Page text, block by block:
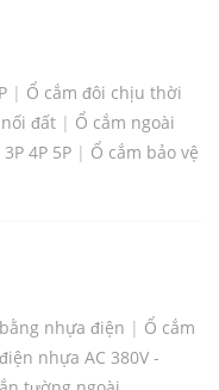
| Ổ cắm đôi chịu thời
đất | Ổ cắm ngoài
4P 5P | Ổ cắm bảo vệ
nhựa điện | Ổ cắm
nhựa AC 380V -